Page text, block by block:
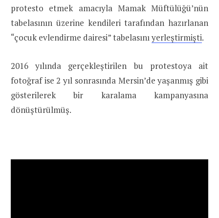
protesto etmek amacıyla Mamak Müftülüğü’nün
tabelasının üzerine kendileri tarafından hazırlanan
“çocuk evlendirme dairesi” tabelasınıyerleştirmişti.
2016 yılında gerçekleştirilen bu protestoya ait
fotoğraf ise 2 yıl sonrasında Mersin’de yaşanmış gibi
gösterilerek bir karalama kampanyasına
dönüştürülmüş.